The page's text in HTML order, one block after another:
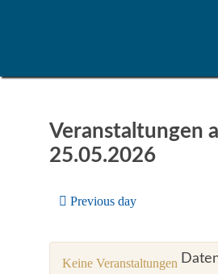
Veranstaltungen
25.05.2026
Previous day
Keine Veranstaltungen